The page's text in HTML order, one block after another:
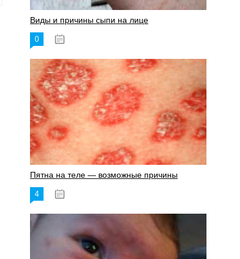
Виды и причины сыпи на лице
0
Пятна на теле — возможные причины
4